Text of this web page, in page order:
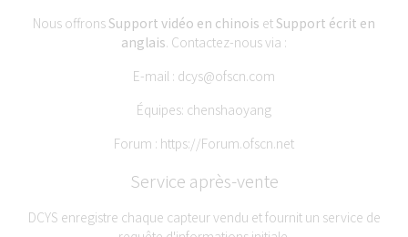
Nous offronsSupport vidéo en chinois etSupport écrit en
anglais. Contactez-nous via :
E-mail : dcys@ofscn.com
Équipes: chenshaoyang
Forum : https://Forum.ofscn.net
Service après-vente
DCYS enregistre chaque capteur vendu et fournit un service de